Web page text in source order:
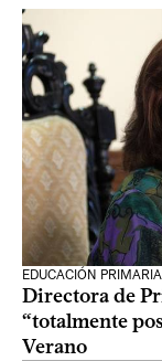
EDUCACIÓN PRIMARIA
Directora de
“totalmente
Verano